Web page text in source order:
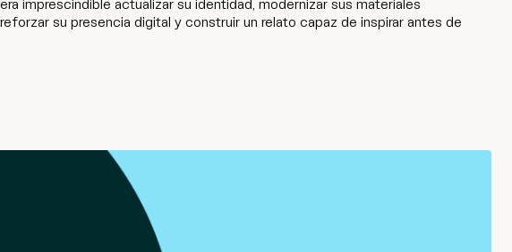
era imprescindible actualizar su identidad, modernizar sus materiales
su presencia digital y construir un relato capaz de inspirar antes de